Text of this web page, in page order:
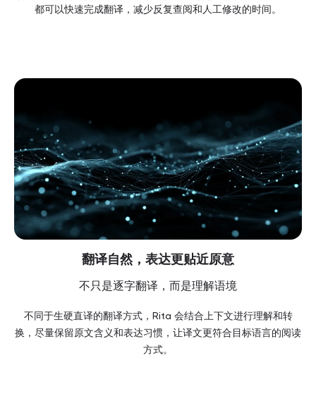
都可以快速完成翻译，减少反复查阅和人工修改的时间。
翻译自然，表达更贴近原意
不只是逐字翻译，而是理解语境
不同于生硬直译的翻译方式，Rita 会结合上下文进行理解和转
换，尽量保留原文含义和表达习惯，让译文更符合目标语言的阅读
方式。